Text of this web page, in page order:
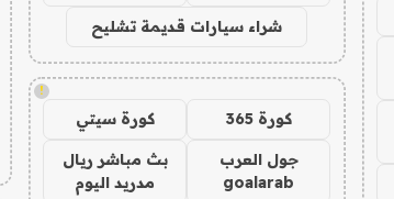
شراء سيارات قديمة تشليح
!
كورة 365 كورة سيتي
جول العرب
goalarab
بث مباشر ريال
مدريد اليوم